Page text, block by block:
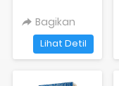
Bagikan
`
Lihat Detil